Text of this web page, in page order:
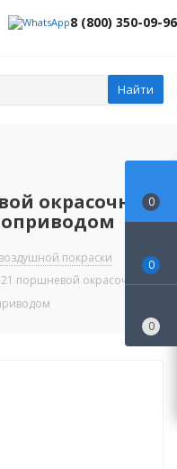
8 (800) 350-09-96
Найти
окрасочный
покраски
21 поршневой окрасочный
0
0
0